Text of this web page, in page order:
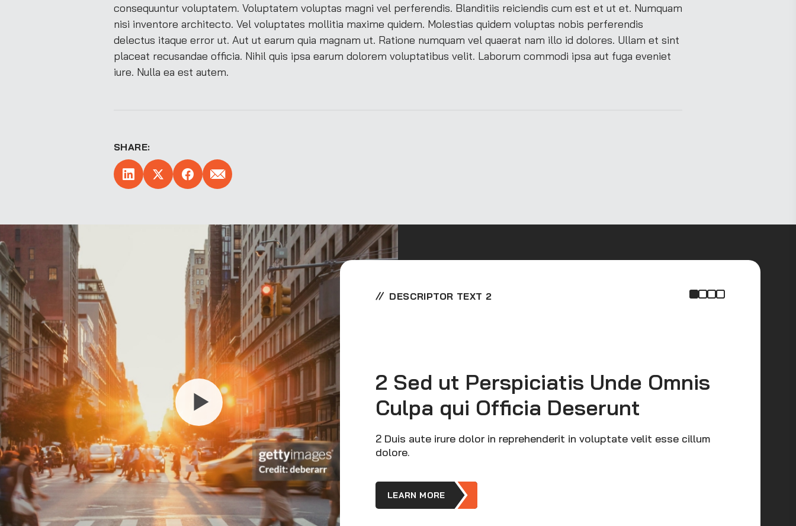
consequuntur voluptatem. Voluptatem voluptas magni vel perferendis. Blanditiis reiciendis cum est et ut et. Numquam
nisi inventore architecto. Vel voluptates mollitia maxime quidem. Molestias quidem voluptas nobis perferendis
delectus itaque error ut. Aut ut earum quia magnam ut. Ratione numquam vel quaerat nam illo id dolores. Ullam et sint
placeat recusandae officia. Nihil quis ipsa earum dolorem voluptatibus velit. Laborum commodi ipsa aut fuga eveniet
iure. Nulla ea est autem.
SHARE:
DESCRIPTOR TEXT 2
2 Sed ut Perspiciatis Unde Omnis
Culpa qui Officia Deserunt
2 Duis aute irure dolor in reprehenderit in voluptate velit esse cillum
dolore.
LEARN MORE